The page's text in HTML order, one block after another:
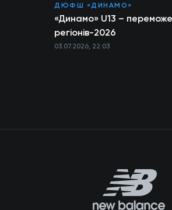
ДЮФШ «ДИНАМО»
«Динамо» U13 –
регіонів-2026
03.07.2026, 22:03